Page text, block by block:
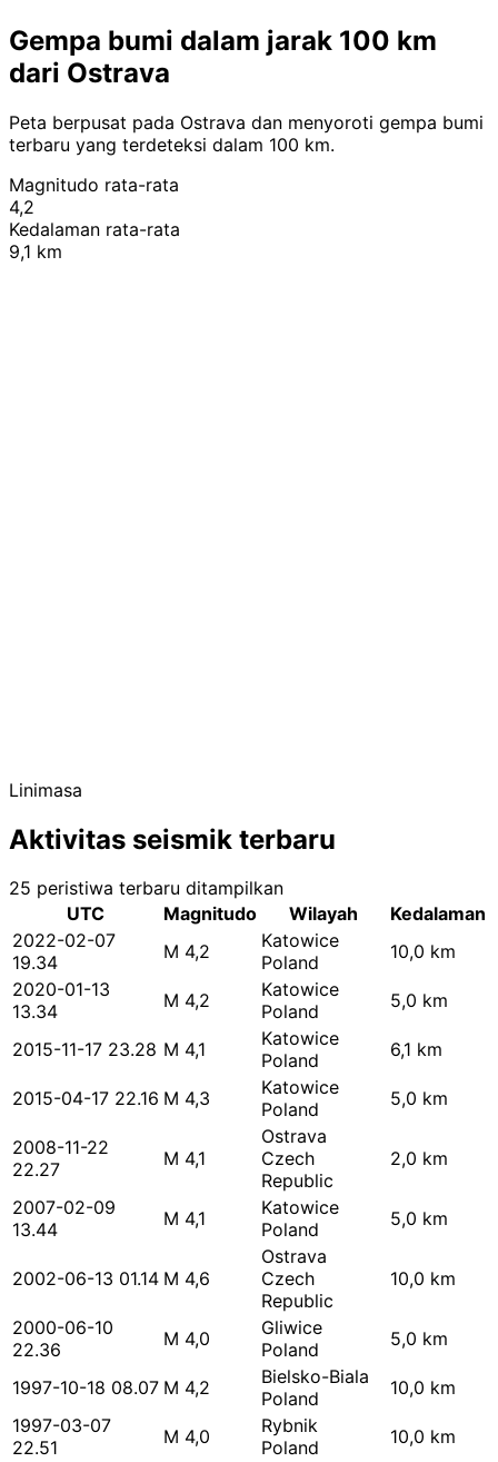
Gempa bumi dalam jarak 100 km
dari Ostrava
Peta berpusat pada Ostrava dan menyoroti gempa bumi
terbaru yang terdeteksi dalam 100 km.
Magnitudo rata-rata
4,2
Kedalaman rata-rata
9,1 km
Linimasa
Aktivitas seismik terbaru
25 peristiwa terbaru ditampilkan
UTC
Magnitudo Wilayah
Kedalaman
2022-02-07
19.34
M 4,2
Katowice
Poland
10,0 km
2020-01-13
13.34
M 4,2
Katowice
Poland
5,0 km
2015-11-17 23.28 M 4,1
Katowice
Poland
6,1 km
2015-04-17 22.16 M 4,3
Katowice
Poland
5,0 km
2008-11-22
22.27
M 4,1
Ostrava
Czech
Republic
2,0 km
2007-02-09
13.44
M 4,1
Katowice
Poland
5,0 km
2002-06-13 01.14 M 4,6
Ostrava
Czech
Republic
10,0 km
2000-06-10
22.36
M 4,0
Gliwice
Poland
5,0 km
1997-10-18 08.07 M 4,2
Bielsko-Biala
Poland
10,0 km
1997-03-07
22.51
M 4,0
Rybnik
Poland
10,0 km